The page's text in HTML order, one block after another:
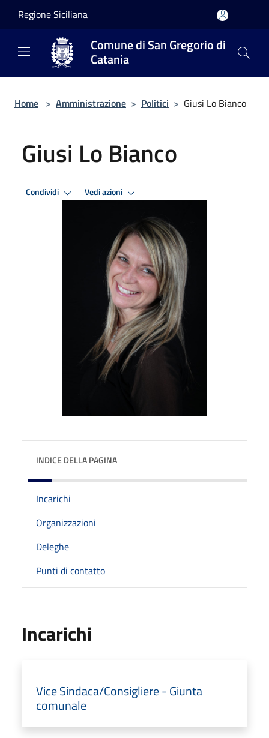
Regione Siciliana
Comune di San Gregorio di
Catania
Home > Amministrazione > Politici > Giusi Lo Bianco
Giusi Lo Bianco
Condividi Vedi azioni
INDICE DELLA PAGINA
Incarichi
Organizzazioni
Deleghe
Punti di contatto
Incarichi
Vice Sindaca/Consigliere - Giunta
comunale